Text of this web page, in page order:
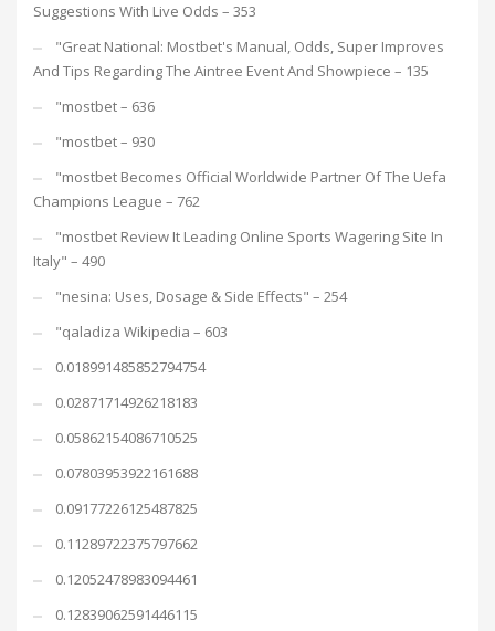
Suggestions With Live Odds – 353
"Great National: Mostbet's Manual, Odds, Super Improves
And Tips Regarding The Aintree Event And Showpiece – 135
"mostbet – 636
"mostbet – 930
"mostbet Becomes Official Worldwide Partner Of The Uefa
Champions League – 762
"mostbet Review It Leading Online Sports Wagering Site In
Italy" – 490
"nesina: Uses, Dosage & Side Effects" – 254
"qaladiza Wikipedia – 603
0.018991485852794754
0.02871714926218183
0.05862154086710525
0.07803953922161688
0.09177226125487825
0.11289722375797662
0.12052478983094461
0.12839062591446115